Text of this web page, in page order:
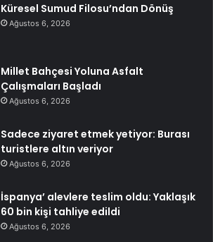
Küresel Sumud Filosu’ndan Dönüş
Ağustos 6, 2026
Millet Bahçesi Yoluna Asfalt
Çalışmaları Başladı
Ağustos 6, 2026
Sadece ziyaret etmek yetiyor: Burası
turistlere altın veriyor
Ağustos 6, 2026
İspanya’ alevlere teslim oldu: Yaklaşık
60 bin kişi tahliye edildi
Ağustos 6, 2026